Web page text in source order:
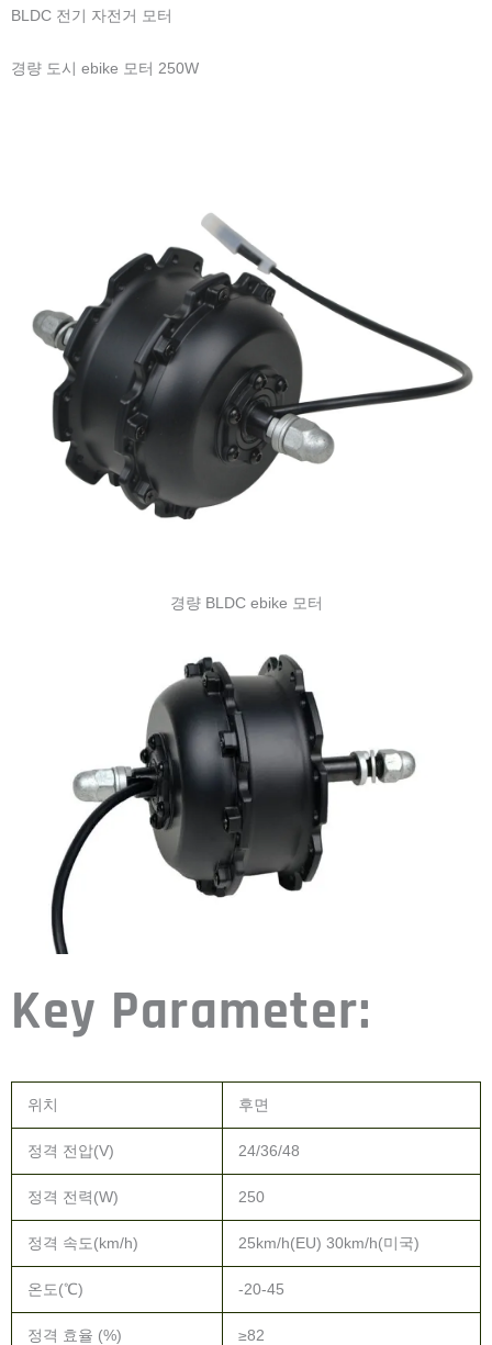
BLDC 전기 자전거 모터
경량 도시 ebike 모터 250W
경량 BLDC ebike 모터
Key Parameter:
위치 후면
정격 전압(V) 24/36/48
정격 전력(W) 250
정격 속도(km/h) 25km/h(EU) 30km/h(미국)
온도(℃) -20-45
정격 효율 (%) ≥82